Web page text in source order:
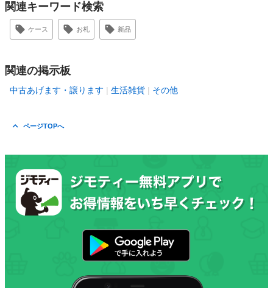
関連キーワード検索
ケース お札 新品
関連の掲示板
中古あげます・譲ります 生活雑貨 その他
ページTOPへ